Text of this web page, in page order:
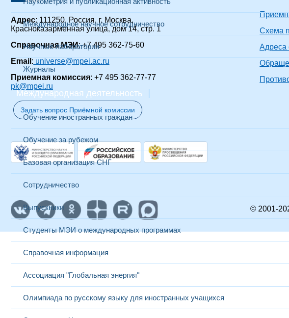
Международное научное сотрудничество
Научные лаборатории
Журналы
Международная деятельность
Обучение иностранных граждан
Обучение за рубежом
Базовая организация СНГ
Сотрудничество
Выпускники
Студенты МЭИ о международных программах
Справочная информация
Ассоциация "Глобальная энергия"
Олимпиада по русскому языку для иностранных учащихся
Адрес: 111250, Россия, г. Москва,
Красноказарменная улица, дом 14, стр. 1
Справочная МЭИ: +7 495 362-75-60
Email : universe@mpei.ac.ru
Приемная комиссия: +7 495 362-77-77
pk@mpei.ru
Задать вопрос Приёмной комиссии
Схема
Адреса
© 2001-